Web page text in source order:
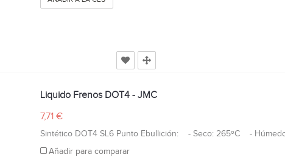
Liquido Frenos DOT4 - JMC
7,71 €
Sintético DOT4 SL6 Punto Ebullición: - Seco: 265ºC -
Añadir para comparar